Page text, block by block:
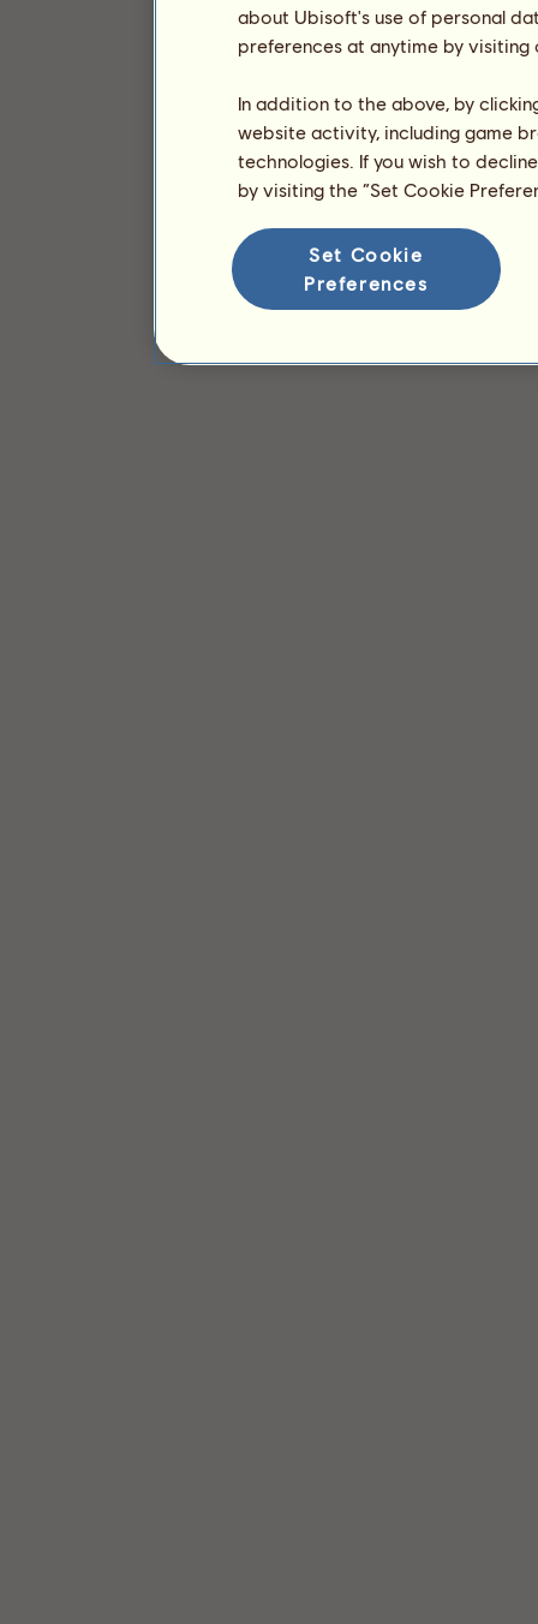
about Ubisoft's use of personal
preferences at anytime by
In addition to the above, by
website activity, including game
technologies. If you wish to
by visiting the “Set Cookie
Set Cookie
Preferences